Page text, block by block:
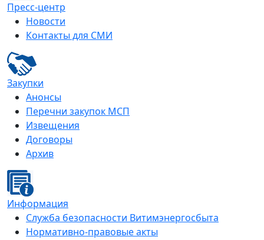
Пресс-центр
Новости
Контакты для СМИ
Закупки
Анонсы
Перечни закупок МСП
Извещения
Договоры
Архив
Информация
Служба безопасности Витимэнергосбыта
Нормативно-правовые акты